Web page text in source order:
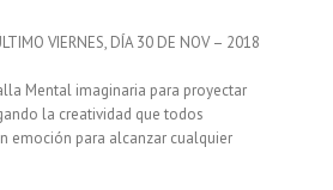
VIERNES, DÍA 30 DE NOV – 2018
Mental imaginaria para proyectar
la creatividad que todos
emoción para alcanzar cualquier